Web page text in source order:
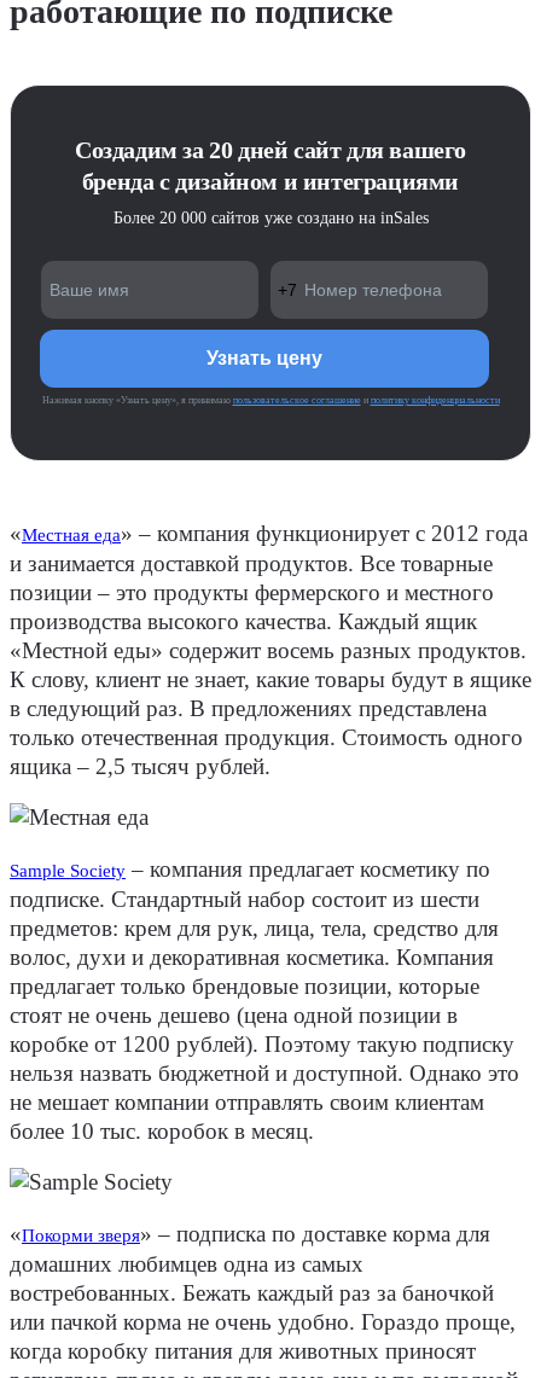
работающие по подписке
Создадим за 20 дней сайт для вашего
бренда с дизайном и интеграциями
Более 20 000 сайтов уже создано на inSales
Нажимая кнопку «Узнать цену», я принимаю пользовательское соглашениеи политику конфиденциальности
«Местная еда» – компания функционирует с 2012 года
и занимается доставкой продуктов. Все товарные
позиции – это продукты фермерского и местного
производства высокого качества. Каждый ящик
«Местной еды» содержит восемь разных продуктов.
К слову, клиент не знает, какие товары будут в ящике
в следующий раз. В предложениях представлена
только отечественная продукция. Стоимость одного
ящика – 2,5 тысяч рублей.
Sample Society – компания предлагает косметику по
подписке. Стандартный набор состоит из шести
предметов: крем для рук, лица, тела, средство для
волос, духи и декоративная косметика. Компания
предлагает только брендовые позиции, которые
стоят не очень дешево (цена одной позиции в
коробке от 1200 рублей). Поэтому такую подписку
нельзя назвать бюджетной и доступной. Однако это
не мешает компании отправлять своим клиентам
более 10 тыс. коробок в месяц.
«Покорми зверя» – подписка по доставке корма для
домашних любимцев одна из самых
востребованных. Бежать каждый раз за баночкой
или пачкой корма не очень удобно. Гораздо проще,
когда коробку питания для животных приносят